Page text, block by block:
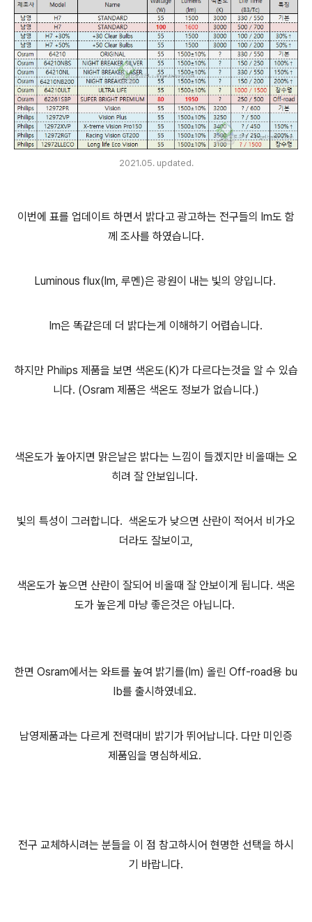
2021.05. updated.
이번에 표를 업데이트 하면서 밝다고 광고하는 전구들의 lm도 함
께 조사를 하였습니다.
Luminous flux(lm, 루멘)은 광원이 내는 빛의 양입니다.
lm은 똑같은데 더 밝다는게 이해하기 어렵습니다.
하지만 Philips 제품을 보면 색온도(K)가 다르다는것을 알 수 있습
니다. (Osram 제품은 색온도 정보가 없습니다.)
색온도가 높아지면 맑은날은 밝다는 느낌이 들겠지만 비올때는 오
히려 잘 안보입니다.
빛의 특성이 그러합니다. 색온도가 낮으면 산란이 적어서 비가오
더라도 잘보이고,
색온도가 높으면 산란이 잘되어 비올때 잘 안보이게 됩니다. 색온
도가 높은게 마냥 좋은것은 아닙니다.
한면 Osram에서는 와트를 높여 밝기를(lm) 올린 Off-road용 bu
lb를 출시하였네요.
남영제품과는 다르게 전력대비 밝기가 뛰어납니다. 다만 미인증
제품임을 명심하세요.
전구 교체하시려는 분들을 이 점 참고하시어 현명한 선택을 하시
기 바랍니다.